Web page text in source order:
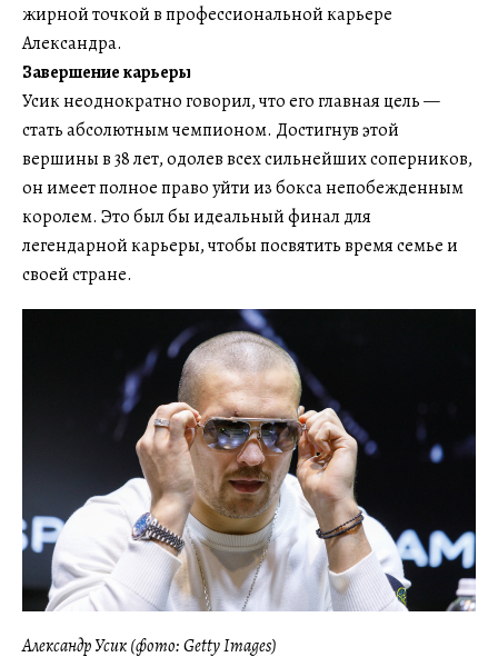
жирной точкой в профессиональной карьере
Александра.
Завершение карьеры
Усик неоднократно говорил, что его главная цель —
стать абсолютным чемпионом. Достигнув этой
вершины в 38 лет, одолев всех сильнейших соперников,
он имеет полное право уйти из бокса непобежденным
королем. Это был бы идеальный финал для
легендарной карьеры, чтобы посвятить время семье и
своей стране.
Александр Усик (фото: Getty Images)